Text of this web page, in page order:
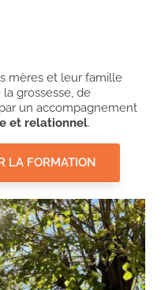
mères et leur famille
grossesse, de
un accompagnement
et relationnel.
LA FORMATION